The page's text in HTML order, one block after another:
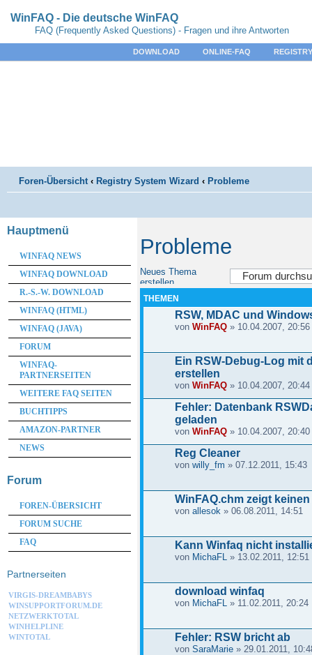
WinFAQ - Die deutsche WinFAQ
FAQ (Frequently Asked Questions) - Fragen und ihre Antworten
DOWNLOAD ONLINE-FAQ
Foren-Übersicht ‹ Registry System Wizard ‹ Probleme
Probleme
Neues Thema
erstellen
THEMEN
RSW, MDAC und
von WinFAQ» 10.04.2007, 20:56
Ein RSW-Debug-Log mit
erstellen
von WinFAQ» 10.04.2007, 20:44
Fehler: Datenbank
geladen
von WinFAQ» 10.04.2007, 20:40
Reg Cleaner
von willy_fm » 07.12.2011, 15:43
WinFAQ.chm zeigt keinen
von allesok» 06.08.2011, 14:51
Kann Winfaq nicht
von MichaFL» 13.02.2011, 12:51
download winfaq
von MichaFL» 11.02.2011, 20:24
Fehler: RSW bricht ab
von SaraMarie» 29.01.2011,
Hauptmenü
WINFAQ NEWS
WINFAQ DOWNLOAD
R.-S.-W. DOWNLOAD
WINFAQ (HTML)
WINFAQ (JAVA)
FORUM
WINFAQ-
PARTNERSEITEN
WEITERE FAQ SEITEN
BUCHTIPPS
AMAZON-PARTNER
NEWS
Forum
FOREN-ÜBERSICHT
FORUM SUCHE
FAQ
Partnerseiten
VIRGIS-DREAMBABYS
WINSUPPORTFORUM.DE
NETZWERKTOTAL
WINHELPLINE
WINTOTAL